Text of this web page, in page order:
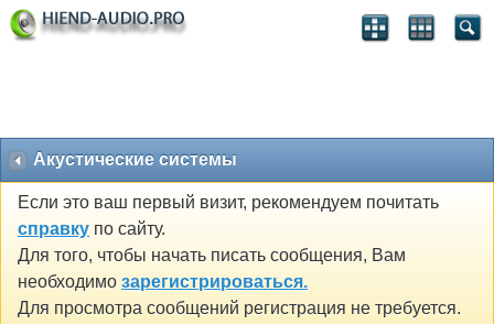
Акустические системы
Если это ваш первый визит, рекомендуем почитать
справку по сайту.
Для того, чтобы начать писать сообщения, Вам
необходимо зарегистрироваться.
Для просмотра сообщений регистрация не требуется.